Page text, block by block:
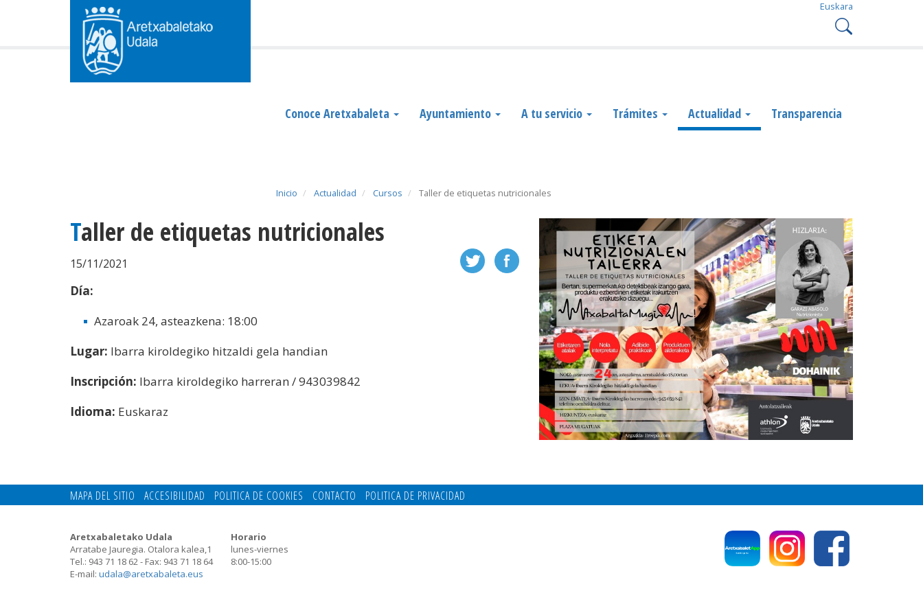
Euskara
Conoce Aretxabaleta Ayuntamiento A tu servicio Trámites Actualidad Transparencia
Inicio Actualidad Cursos Taller de etiquetas nutricionales
Taller de etiquetas nutricionales
15/11/2021
Día:
Azaroak 24, asteazkena: 18:00
Lugar: Ibarra kiroldegiko hitzaldi gela handian
Inscripción: Ibarra kiroldegiko harreran / 943039842
Idioma: Euskaraz
MAPA DEL SITIO ACCESIBILIDAD POLITICA DE COOKIES CONTACTO POLITICA DE PRIVACIDAD
Aretxabaletako Udala
Arratabe Jauregia. Otalora kalea,1
Tel.: 943 71 18 62 - Fax: 943 71 18 64
E-mail: udala@aretxabaleta.eus
Horario
lunes-viernes
8:00-15:00